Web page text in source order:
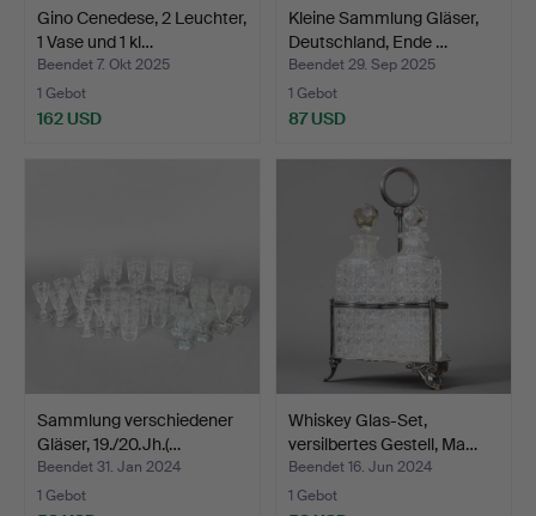
Gino Cenedese, 2 Leuchter,
1 Vase und 1 kl…
Beendet 7. Okt 2025
1 Gebot
162 USD
Kleine Sammlung Gläser,
Deutschland, Ende …
Beendet 29. Sep 2025
1 Gebot
87 USD
Sammlung verschiedener
Gläser, 19./20.Jh.(…
Beendet 31. Jan 2024
1 Gebot
Whiskey Glas-Set,
versilbertes Gestell, Ma…
Beendet 16. Jun 2024
1 Gebot